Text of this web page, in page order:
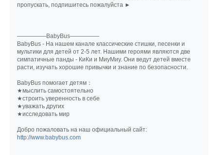
пропускать, подпишитесь пожалуйста ►
—————BabyBus—————
BabyBus - На нашем канале классические стишки, песенки и
мультики для детей от 2-5 лет. Нашими героями являются две
симпатичные панды - КиКи и МиуМиу. Они ведут детей вместе
расти, изучать хорошие привычки и знание по безопасности.
BabyBus помогает детям：
★мыслить самостоятельно
★строить уверенность в себе
★уважать других
★исследовать мир
Добро пожаловать на наш официальный сайт:
http://www.babybus.com